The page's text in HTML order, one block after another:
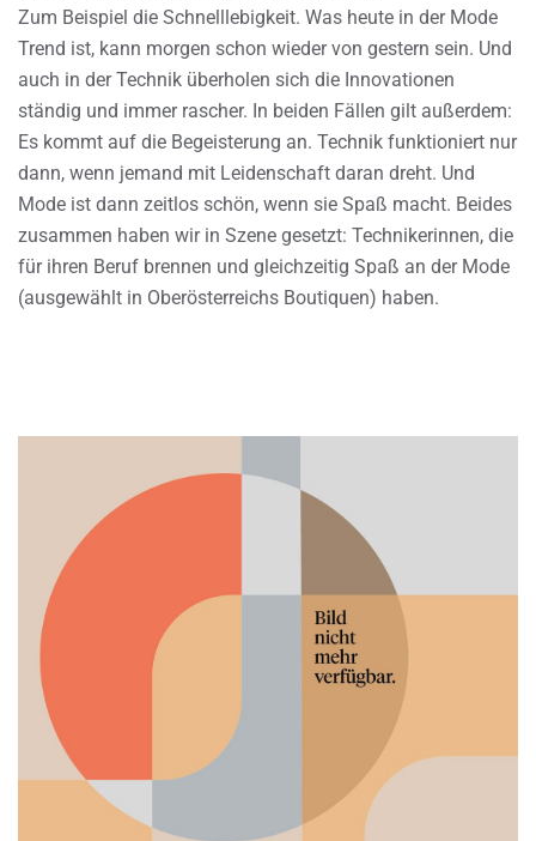
Zum Beispiel die Schnelllebigkeit. Was heute in der Mode
Trend ist, kann morgen schon wieder von gestern sein. Und
auch in der Technik überholen sich die Innovationen
ständig und immer rascher. In beiden Fällen gilt außerdem:
Es kommt auf die Begeisterung an. Technik funktioniert nur
dann, wenn jemand mit Leidenschaft daran dreht. Und
Mode ist dann zeitlos schön, wenn sie Spaß macht. Beides
zusammen haben wir in Szene gesetzt: Technikerinnen, die
für ihren Beruf brennen und gleichzeitig Spaß an der Mode
(ausgewählt in Oberösterreichs Boutiquen) haben.